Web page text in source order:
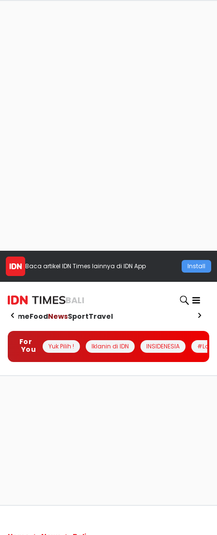
Baca artikel IDN Times lainnya di IDN App Install
BALI
HomeFoodNewsSportTravel
For
You
Yuk Pilih ! Iklanin di IDN INSIDENESIA